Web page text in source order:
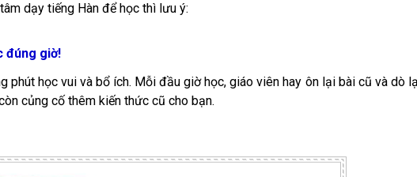
dạy tiếng Hàn để học thì lưu ý:
đúng giờ!
phút học vui và bổ ích. Mỗi đầu giờ học, giáo viên hay ôn lại bài cũ và dò
củng cố thêm kiến thức cũ cho bạn.